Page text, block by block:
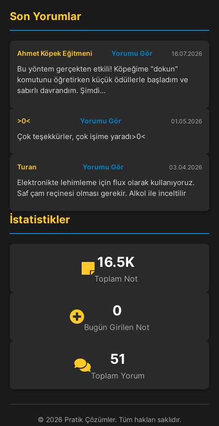
Son Yorumlar
Ahmet Köpek Eğitmeni Yorumu Gör 16.07.2026
Bu yöntem gerçekten etkili! Köpeğime "dokun"
komutunu öğretirken küçük ödüllerle başladım ve
sabırlı davrandım. Şimdi...
>0< Yorumu Gör 01.05.2026
Çok teşekkürler, çok işime yaradı>0<
Turan Yorumu Gör 03.04.2026
Elektronikte lehimleme için flux olarak kullanıyoruz.
Saf çam reçinesi olması gerekir. Alkol ile inceltilir
İstatistikler
16.5K
Toplam Not
0
Bugün Girilen Not
51
Toplam Yorum
© 2026 Pratik Çözümler. Tüm hakları saklıdır.